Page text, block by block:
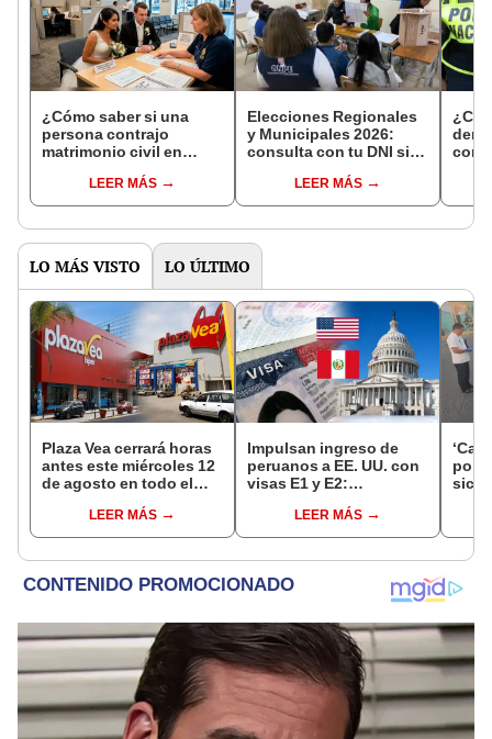
¿Cómo saber si una
persona contrajo
matrimonio civil en
LEER MÁS
Elecciones Regionales
y Municipales 2026:
consulta con tu DNI si
de mesa para este 4 de
octubre en el link oficial
LEER MÁS
con
LO MÁS VISTO LO ÚLTIMO
Plaza Vea cerrará horas
antes este miércoles 12
de agosto en todo el
hasta las 7 p.m.
LEER MÁS
Impulsan ingreso de
peruanos a EE. UU. con
visas E1 y E2:
pymes serían los más
beneficiados
LEER MÁS
por